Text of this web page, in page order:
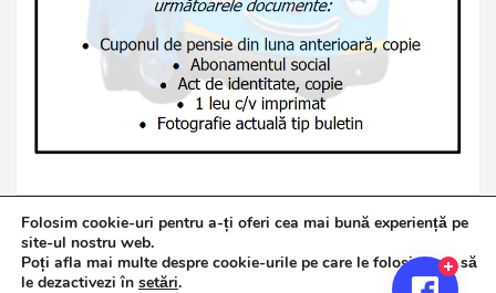
Copyright © 2026Jurnalul de Brăila
Folosim cookie-uri pentru a-ți oferi cea mai bună experiență pe
site-ul nostru web.
Poți afla mai multe despre cookie-urile pe care le folosim sau să
le dezactivezi în setări.